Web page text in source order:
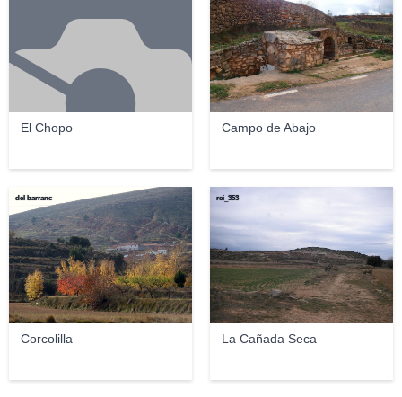
El Chopo Campo de Abajo
Corcolilla
del barranc
La Cañada Seca
rei_353